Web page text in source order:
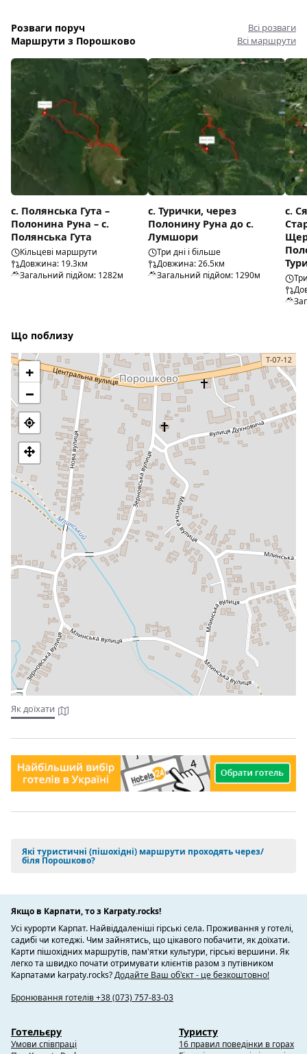
Розваги поруч Всі розваги
Маршрути з Порошково Всі маршрути
с. Полянська Гута –
Полонина Руна – с.
Полянська Гута
Кільцеві маршрути
Довжина: 19.3км
Загальний підйом: 1282м
с. Турички, через
Полонину Руна до с.
Лумшори
Три дні і більше
Довжина: 26.5км
Загальний підйом: 1290м
с.
Що поблизу
+
−
Як доїхати
Які туристичні (пішохідні) маршрути проходять через/
біля Порошково?
Якщо в Карпати, то з Karpaty.rocks!
Усі курорти Карпат. Найвіддаленіші гірські села. Проживання у готелі,
садибі чи котеджі. Чим зайнятись, що цікавого побачити, як доїхати.
Карти пішохідних маршрутів, пам'ятки культури, гірські вершини. Як
легко та швидко почати отримувати клієнтів разом з путівником
Карпатами karpaty.rocks?Додайте Ваш об'єкт - це безкоштовно!
Бронювання готелів +38 (073) 757-83-03
Готельєру
Умови співпраці
Туристу
16 правил поведінки в горах